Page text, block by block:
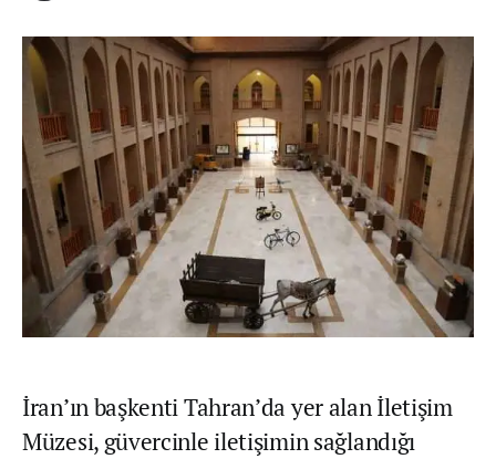
İran’ın başkenti Tahran’da yer alan İletişim
Müzesi, güvercinle iletişimin sağlandığı